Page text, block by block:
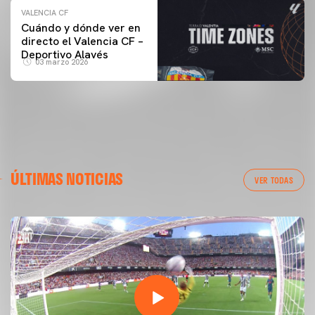
VALENCIA CF
Cuándo y dónde ver en
directo el Valencia CF –
Deportivo Alavés
03 marzo 2026
ÚLTIMAS NOTICIAS VER TODAS